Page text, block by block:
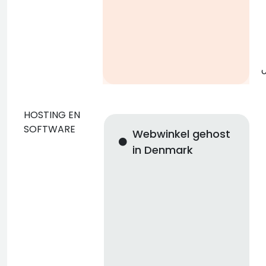
HOSTING EN
SOFTWARE
Webwinkel gehost
in Denmark